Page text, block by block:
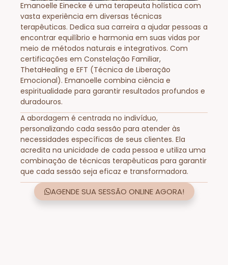
Emanoelle Einecke é uma terapeuta holística com
vasta experiência em diversas técnicas
terapêuticas. Dedica sua carreira a ajudar pessoas a
encontrar equilíbrio e harmonia em suas vidas por
meio de métodos naturais e integrativos. Com
certificações em Constelação Familiar,
ThetaHealing e EFT (Técnica de Liberação
Emocional). Emanoelle combina ciência e
espiritualidade para garantir resultados profundos e
duradouros.
A abordagem é centrada no indivíduo,
personalizando cada sessão para atender às
necessidades específicas de seus clientes. Ela
acredita na unicidade de cada pessoa e utiliza uma
combinação de técnicas terapêuticas para garantir
que cada sessão seja eficaz e transformadora.
AGENDE SUA SESSÃO ONLINE AGORA!